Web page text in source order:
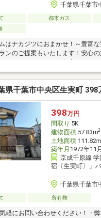
千葉県千葉市
都市ガス
はナカジツにおまかせ！～豊富
ンのご提案もいたします！安心の
軽にお問合せくださいませ☆□■
ーストア 千葉仁戸名町店／徒歩
店／徒歩約24分／約1900ｍマツ
仁戸名店／徒歩約11分／約850ｍ
／徒歩約7分／約550ｍ前藤公園／
園／徒歩約5分／約400ｍ
県千葉市中央区生実町 398
398万円
間取り 5K
建物面積57.83m2
土地面積111.82m
築年月 1972年11
京成千原線
宿〔生実町〕」
千葉県千葉市
所有権
軽にお問い合わせください！・